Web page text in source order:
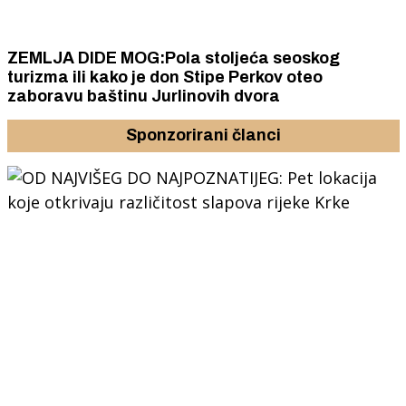
ZEMLJA DIDE MOG:Pola stoljeća seoskog
turizma ili kako je don Stipe Perkov oteo
zaboravu baštinu Jurlinovih dvora
Sponzorirani članci